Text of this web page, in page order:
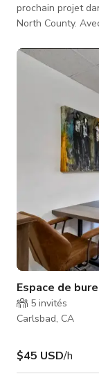
prochain projet
North County.
des bureaux
sauna, un bain
cadre parfait
d'entreprise ou un
Espace de
5 invités
Carlsbad, CA
$45 USD/h